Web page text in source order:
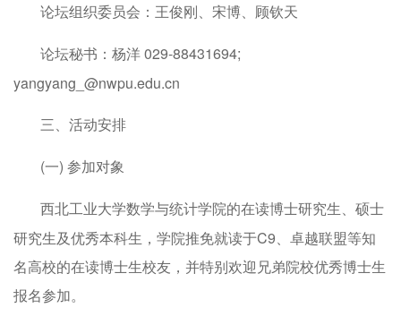
论坛组织委员会：王俊刚、宋博、顾钦天
论坛秘书：杨洋 029-88431694;
yangyang_@nwpu.edu.cn
三、活动安排
(一) 参加对象
西北工业大学数学与统计学院的在读博士研究生、硕士
研究生及优秀本科生，学院推免就读于C9、卓越联盟等知
名高校的在读博士生校友，并特别欢迎兄弟院校优秀博士生
报名参加。